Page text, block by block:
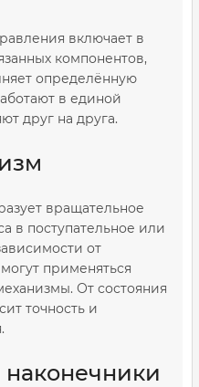
включает в
компонентов,
определённую
в единой
друг на друга.
вращательное
в поступательное или
от
применяться
От состояния
точность и
наконечники